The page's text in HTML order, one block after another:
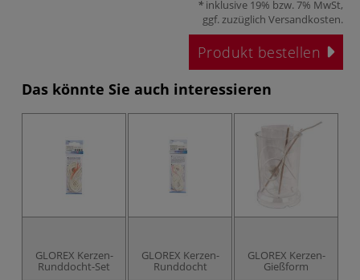
inklusive 19% bzw. 7% MwSt,
ggf. zuzüglich Versandkosten.
Produkt bestellen
Das könnte Sie auch interessieren
GLOREX Kerzen-
Runddocht-Set
GLOREX Kerzen-
Runddocht
GLOREX Kerzen-
Gießform